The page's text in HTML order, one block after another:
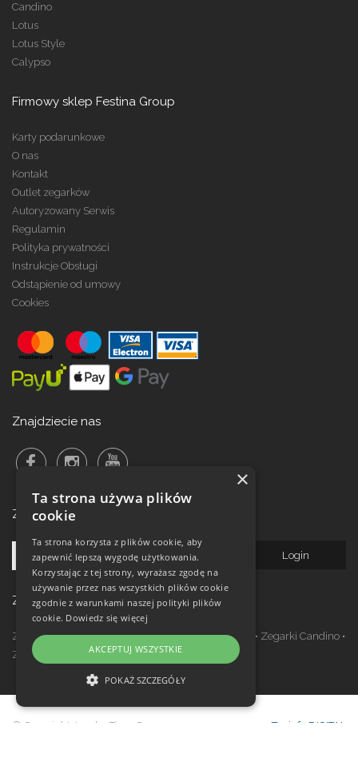
Candino
Lotus
Lotus Style
Calypso
Firmowy sklep Festina Group
Karty podarunkowe
O nas
Kontakt
Outlet zegarków
Autoryzowany Serwis
Regulamin
Polityka prywatności
Instrukcje Obsługi
Odstąpienie od umowy
Cookies
Znajdziecie nas
Zalogowanie do newsletteru!
Zegarki w ofercie
Zegarki Festina•Zegarki Kronaby•Zegarki Jaguar • Zegarki Candino •
Zegarki Lotus
Zegarki Calypso
© Copyright Janeba Time Sp. z o.o. 2017-
Topinfo DIGITAL
×
Ta strona używa plików
cookie
Ta strona korzysta z plików cookie, aby
zapewnić lepszą wygodę użytkowania.
Korzystając z tej strony, wyrażasz zgodę na
używanie przez nas wszystkich plików cookie
zgodnie z warunkami naszej polityki plików
cookie. Dowiedz się więcej
AKCEPTUJ WSZYSTKIE
POKAŻ SZCZEGÓŁY
NIEZBĘDNE